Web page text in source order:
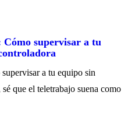
supervisar a tu
a tu equipo sin
que el teletrabajo suena como